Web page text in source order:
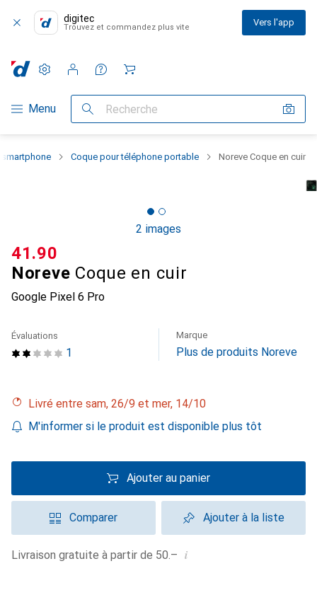
digitec
Trouvez et commandez plus vite Vers l'app
Navigation par catégorie
Menu Recherche
Paramètres
Compte client
Listes de comparaison
Listes d'envies
Panier
Coque pour téléphone portable Noreve Coque en cuir
2 images
Noreve Coque en cuir
Google Pixel 6 Pro
CHF
41.90
1
Évaluations Marque
Plus de produits Noreve
Livré entre sam, 26/9 et mer, 14/10
M'informer si le produit est disponible plus tôt
Ajouter au panier
Comparer Ajouter à la liste
Livraison gratuite à partir de 50.– i